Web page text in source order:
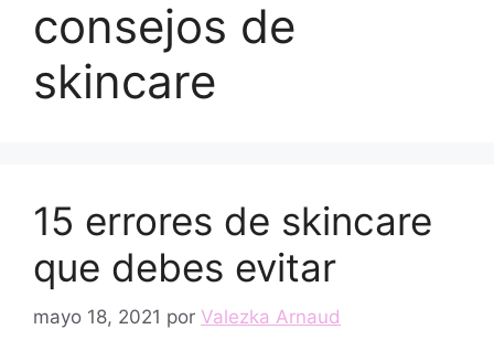
consejos de
skincare
15 errores de skincare
que debes evitar
mayo 18, 2021 por Valezka Arnaud